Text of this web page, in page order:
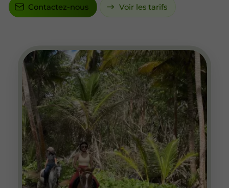
Contactez-nous Voir les tarifs